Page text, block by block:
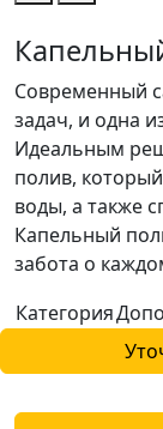
Современный
задач, и одна
Идеальным
полив,
воды, а также
Капельный
забота о
Категория